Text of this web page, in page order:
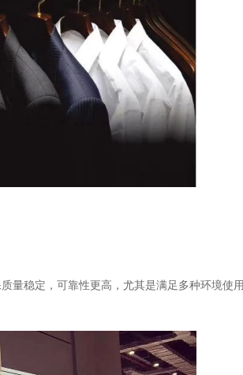
量稳定，可靠性更高，尤其是满足多种环境使